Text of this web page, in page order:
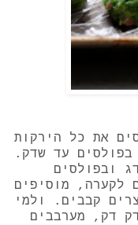
את כל הירקות
עד שדק.
ובפולסים
לקערה, מוסיפים
קבבים. ולמי
דק, מערבבים